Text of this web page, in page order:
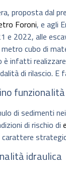
proposta dal
Foroni, e agli
e 2022, alle
metro cubo di
è infatti
di rilascio. E
di sedimenti
di rischio di
carattere
idraulica